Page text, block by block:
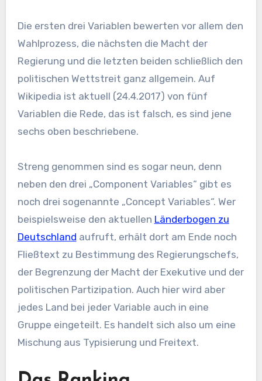
Die ersten drei Variablen bewerten vor allem den
Wahlprozess, die nächsten die Macht der
Regierung und die letzten beiden schließlich den
politischen Wettstreit ganz allgemein. Auf
Wikipedia ist aktuell (24.4.2017) von fünf
Variablen die Rede, das ist falsch, es sind jene
sechs oben beschriebene.
Streng genommen sind es sogar neun, denn
neben den drei „Component Variables“ gibt es
noch drei sogenannte „Concept Variables“. Wer
beispielsweise den aktuellen Länderbogen zu
Deutschland aufruft, erhält dort am Ende noch
Fließtext zu Bestimmung des Regierungschefs,
der Begrenzung der Macht der Exekutive und der
politischen Partizipation. Auch hier wird aber
jedes Land bei jeder Variable auch in eine
Gruppe eingeteilt. Es handelt sich also um eine
Mischung aus Typisierung und Freitext.